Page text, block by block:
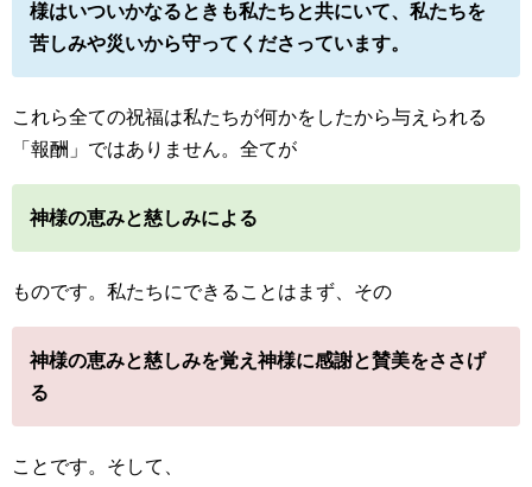
様はいついかなるときも私たちと共にいて、私たちを
苦しみや災いから守ってくださっています。
これら全ての祝福は私たちが何かをしたから与えられる
「報酬」ではありません。全てが
神様の恵みと慈しみによる
ものです。私たちにできることはまず、その
神様の恵みと慈しみを覚え神様に感謝と賛美をささげ
る
ことです。そして、